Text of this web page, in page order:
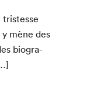
tristesse
mène des
biogra­